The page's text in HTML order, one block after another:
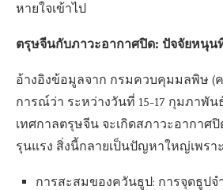
หายใจเข้าไป
ตรุษจีนกับภาวะอากาศปิด: ปัจจัยหนุน
อ้างอิงข้อมูลจาก กรมควบคุมมลพิษ (ค
การณ์ว่า ระหว่างวันที่ 15-17 กุมภาพัน
เทศกาลตรุษจีน จะเกิดสภาวะอากาศ
รุนแรง สิ่งนี้กลายเป็นปัญหาใหญ่เพรา
การสะสมของควันธูป: การจุดธูป